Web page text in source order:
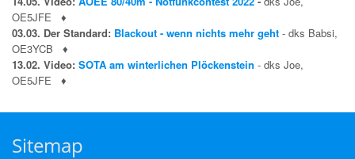
OE5JFE
♦
03.03. Der Standard: Blackout - wenn nichts mehr geht - dks Babsi,
OE3YCB
♦
13.02. Video: SOTA am winterlichen Plöckenstein - dks Joe,
OE5JFE
♦
Sitemap